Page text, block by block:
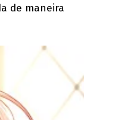
de maneira